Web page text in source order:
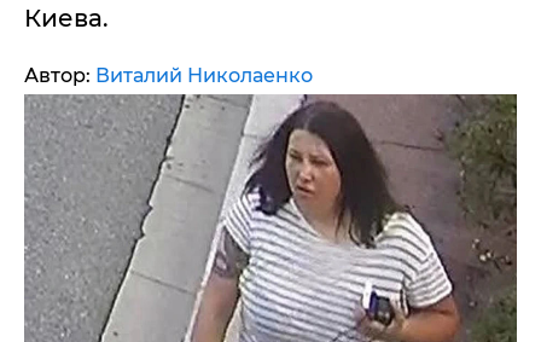
Киева.
Автор: Виталий Николаенко